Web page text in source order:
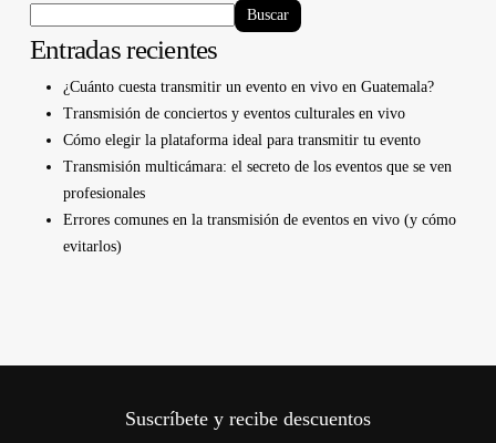
Buscar
Entradas recientes
¿Cuánto cuesta transmitir un evento en vivo en Guatemala?
Transmisión de conciertos y eventos culturales en vivo
Cómo elegir la plataforma ideal para transmitir tu evento
Transmisión multicámara: el secreto de los eventos que se ven
profesionales
Errores comunes en la transmisión de eventos en vivo (y cómo
evitarlos)
Suscríbete y recibe descuentos